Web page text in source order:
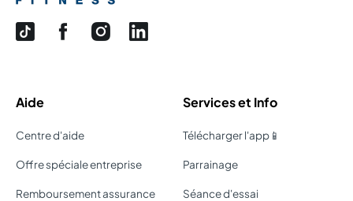
Aide
Centre d'aide
Offre spéciale entreprise
Remboursement assurance
Services et Info
Télécharger l'app📱
Parrainage
Séance d'essai